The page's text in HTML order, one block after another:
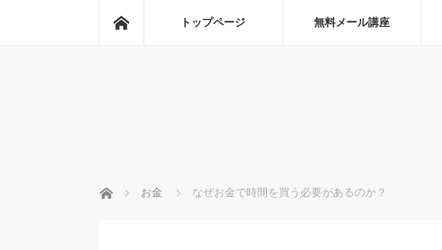
ホームトップページ 無料メール講座
ホーム お金 なぜお金で時間を買う必要があるのか？